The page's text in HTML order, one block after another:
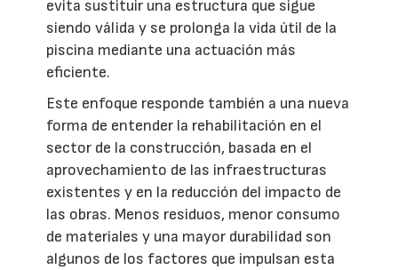
evita sustituir una estructura que sigue
siendo válida y se prolonga la vida útil de la
piscina mediante una actuación más
eficiente.
Este enfoque responde también a una nueva
forma de entender la rehabilitación en el
sector de la construcción, basada en el
aprovechamiento de las infraestructuras
existentes y en la reducción del impacto de
las obras. Menos residuos, menor consumo
de materiales y una mayor durabilidad son
algunos de los factores que impulsan esta